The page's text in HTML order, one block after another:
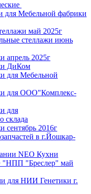
для Мебельной фабрики
май 2025г
стеллажи июнь
апрель 2025г
ДиКом
для Мебельной
для ООО"Комплекс-
для
склада
сентябрь 2016г
в г.Йошкар-
NEO Кухни
"Бреслер" май
для НИИ Генетики г.